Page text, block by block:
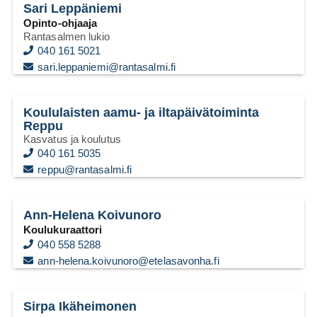
Sari Leppäniemi
Opinto-ohjaaja
Rantasalmen lukio
040 161 5021
sari.leppaniemi@rantasalmi.fi
Koululaisten aamu- ja iltapäivätoiminta
Reppu
Kasvatus ja koulutus
040 161 5035
reppu@rantasalmi.fi
Ann-Helena Koivunoro
Koulukuraattori
040 558 5288
ann-helena.koivunoro@etelasavonha.fi
Sirpa Ikäheimonen